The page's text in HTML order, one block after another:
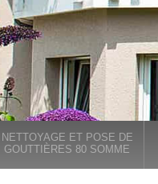
NETTOYAGE ET POSE DE
GOUTTIÈRES 80 SOMME